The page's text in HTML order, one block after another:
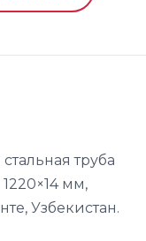
труба
мм,
Узбекистан.